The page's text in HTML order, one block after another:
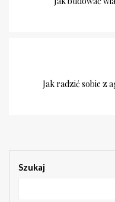
Jak radzić sobie z
Szukaj